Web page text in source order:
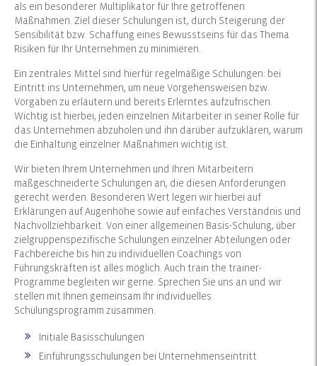
als ein besonderer Multiplikator für Ihre getroffenen
Maßnahmen. Ziel dieser Schulungen ist, durch Steigerung der
Sensibilität bzw. Schaffung eines Bewusstseins für das Thema
Risiken für Ihr Unternehmen zu minimieren.
Ein zentrales Mittel sind hierfür regelmäßige Schulungen: bei
Eintritt ins Unternehmen, um neue Vorgehensweisen bzw.
Vorgaben zu erläutern und bereits Erlerntes aufzufrischen.
Wichtig ist hierbei, jeden einzelnen Mitarbeiter in seiner Rolle für
das Unternehmen abzuholen und ihn darüber aufzuklären, warum
die Einhaltung einzelner Maßnahmen wichtig ist.
Wir bieten Ihrem Unternehmen und Ihren Mitarbeitern
maßgeschneiderte Schulungen an, die diesen Anforderungen
gerecht werden. Besonderen Wert legen wir hierbei auf
Erklärungen auf Augenhöhe sowie auf einfaches Verständnis und
Nachvollziehbarkeit. Von einer allgemeinen Basis-Schulung, über
zielgruppenspezifische Schulungen einzelner Abteilungen oder
Fachbereiche bis hin zu individuellen Coachings von
Führungskräften ist alles möglich. Auch train the trainer-
Programme begleiten wir gerne. Sprechen Sie uns an und wir
stellen mit Ihnen gemeinsam Ihr individuelles
Schulungsprogramm zusammen.
Initiale Basisschulungen
Einführungsschulungen bei Unternehmenseintritt